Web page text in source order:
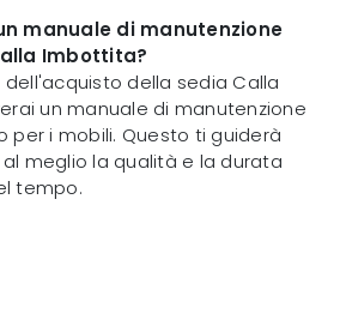
manuale di manutenzione
Imbottita?
della sedia Calla
un manuale di manutenzione
per i mobili. Questo ti guiderà
meglio la qualità e la durata
tempo.